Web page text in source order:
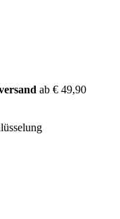
ab € 49,90